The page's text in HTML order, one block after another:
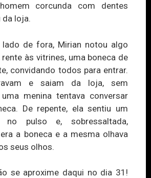
corcunda com dentes
da loja.
fora, Mirian notou algo
rente às vitrines, uma boneca de
convidando todos para entrar.
e saiam da loja, sem
menina tentava conversar
De repente, ela sentiu um
pulso e, sobressaltada,
a boneca e a mesma olhava
seus olhos.
daqui no dia 31!